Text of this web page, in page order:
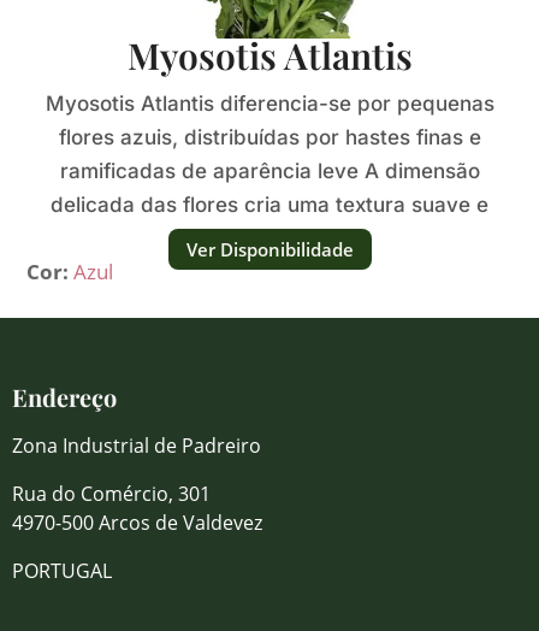
Myosotis Atlantis
Myosotis Atlantis diferencia-se por pequenas
flores azuis, distribuídas por hastes finas e
ramificadas de aparência leve A dimensão
delicada das flores cria uma textura suave e
naturalmente leve.
Cor: Azul
Ver Disponibilidade
Endereço
Zona Industrial de Padreiro
Rua do Comércio, 301
4970-500 Arcos de Valdevez
PORTUGAL